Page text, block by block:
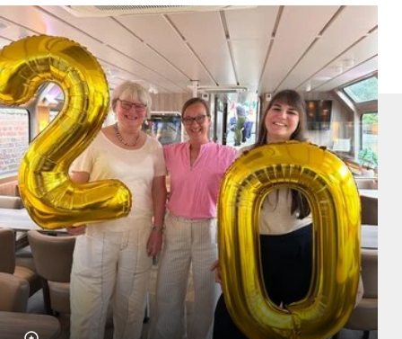
MITsprache
Salon5 in Bergedorf
Jobpaten
HipHop Academy
KinderHelden
grenzenlos digital e.V.
Stadtteilmütter
Fußball trifft Kultur
Schulgeschwister Hansa Gymnasium